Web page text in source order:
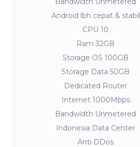
Android lbh cepat & stabil
CPU 10
Ram 32GB
Storage OS 100GB
Storage Data 50GB
Dedicated Router
Internet 1000Mbps
Bandwidth Unmetered
Indonesia Data Center
Anti DDos